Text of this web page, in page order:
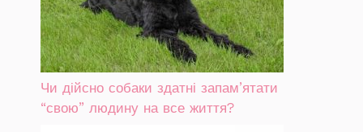
Чи дійсно собаки здатні запам’ятати
“свою” людину на все життя?